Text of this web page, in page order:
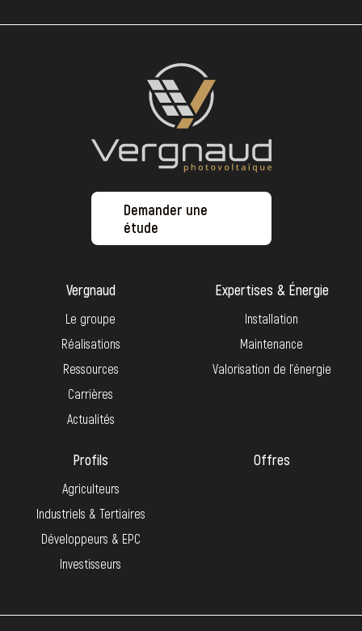
Demander une
étude
Vergnaud
Le groupe
Réalisations
Ressources
Carrières
Actualités
Expertises & Énergie
Installation
Maintenance
Valorisation de l’énergie
Profils
Agriculteurs
Industriels & Tertiaires
Développeurs & EPC
Investisseurs
Offres